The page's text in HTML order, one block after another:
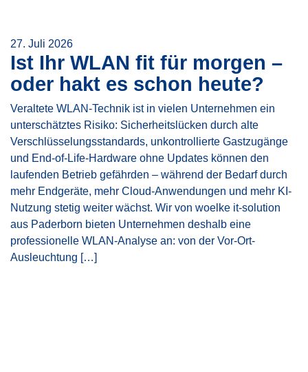
27. Juli 2026
Ist Ihr WLAN fit für morgen –
oder hakt es schon heute?
Veraltete WLAN-Technik ist in vielen Unternehmen ein
unterschätztes Risiko: Sicherheitslücken durch alte
Verschlüsselungsstandards, unkontrollierte Gastzugänge
und End-of-Life-Hardware ohne Updates können den
laufenden Betrieb gefährden – während der Bedarf durch
mehr Endgeräte, mehr Cloud-Anwendungen und mehr KI-
Nutzung stetig weiter wächst. Wir von woelke it-solution
aus Paderborn bieten Unternehmen deshalb eine
professionelle WLAN-Analyse an: von der Vor-Ort-
Ausleuchtung […]